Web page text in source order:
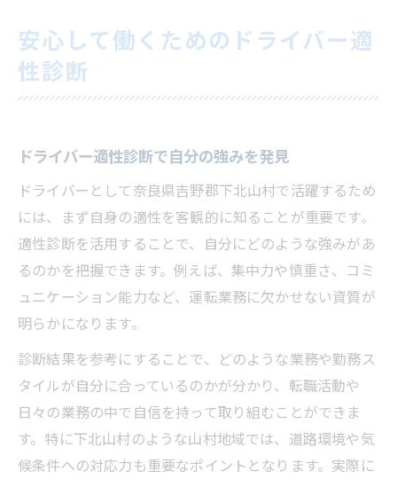
安心して働くためのドライバー適
性診断
ドライバー適性診断で自分の強みを発見
ドライバーとして奈良県吉野郡下北山村で活躍するため
には、まず自身の適性を客観的に知ることが重要です。
適性診断を活用することで、自分にどのような強みがあ
るのかを把握できます。例えば、集中力や慎重さ、コミ
ュニケーション能力など、運転業務に欠かせない資質が
明らかになります。
診断結果を参考にすることで、どのような業務や勤務ス
タイルが自分に合っているのかが分かり、転職活動や
日々の業務の中で自信を持って取り組むことができま
す。特に下北山村のような山村地域では、道路環境や気
候条件への対応力も重要なポイントとなります。実際に